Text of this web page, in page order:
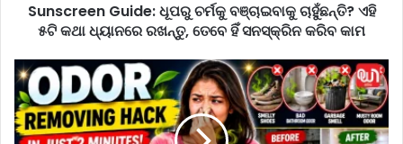
d
e
:
ଧୂ
Sunscreen Guide: ଧୂପରୁ ଚର୍ମକୁ ବଞ୍ଚାଇବାକୁ ଚାହୁଁଛନ୍ତି? ଏହି
୫ଟି କଥା ଧ୍ୟାନରେ ରଖନ୍ତୁ, ତେବେ ହିଁ ସନସ୍କ୍ରିନ କରିବ କାମ
O
d
o
r